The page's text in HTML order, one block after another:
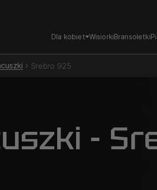
Dla kobiet WisiorkiBransoletki
Srebro 925
-